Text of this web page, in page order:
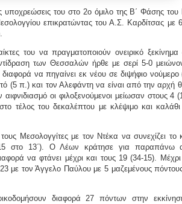
υποχρεώσεις του στο 2ο όμιλο της Β΄ Φάσης του
επικρατώντας του Α.Σ. Καρδίτσας με
του να πραγματοποιούν ονειρικό
των Θεσσαλών ήρθε με σερί 5-0
να πηγαίνει εκ νέου σε διψήφιο νούμερο
(5 π.) και τον Αλεφάντη να είναι από την αρχή
οι φιλοξενούμενοι μείωσαν στους 4
τέλος του δεκαλέπτου με κλέψιμο και καλάθι
Μεσολογγίτες με τον Ντέκα να συνεχίζει το
15 στο 13΄). Ο Λέων κράτησε για παραπάνω
να φτάνει μέχρι και τους 19 (34-15).
με τον Άγγελο Παύλου με 5 μαζεμένους
διαφορά 27 πόντων στην